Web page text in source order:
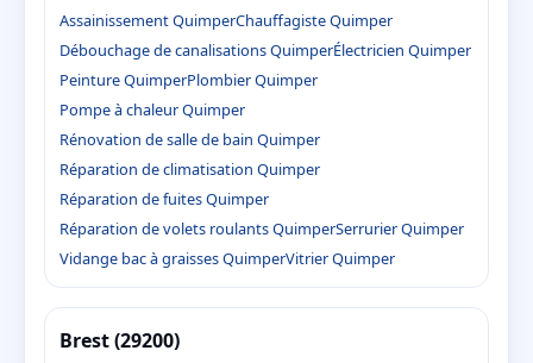
Assainissement QuimperChauffagiste Quimper
Débouchage de canalisations QuimperÉlectricien Quimper
Peinture QuimperPlombier Quimper
Pompe à chaleur Quimper
Rénovation de salle de bain Quimper
Réparation de climatisation Quimper
Réparation de fuites Quimper
Réparation de volets roulants QuimperSerrurier Quimper
Vidange bac à graisses QuimperVitrier Quimper
Brest (29200)